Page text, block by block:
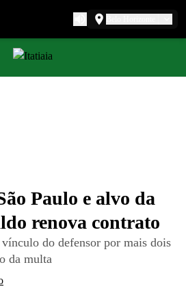
Paulo e alvo da
renova contrato
do defensor por mais dois
da multa